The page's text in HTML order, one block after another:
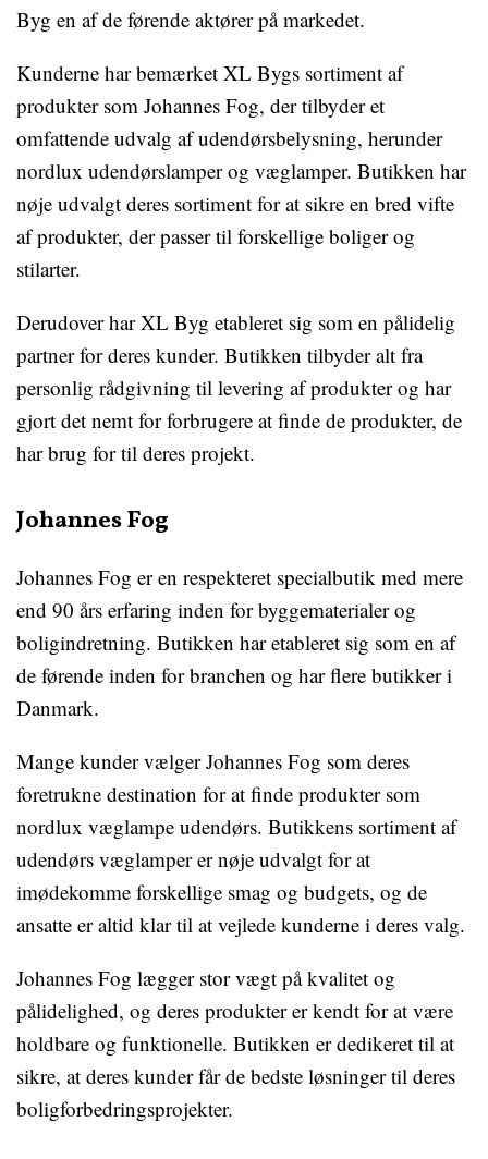
Byg en af de førende aktører på markedet.
Kunderne har bemærket XL Bygs sortiment af
produkter som Johannes Fog, der tilbyder et
omfattende udvalg af udendørsbelysning, herunder
nordlux udendørslamper og væglamper. Butikken har
nøje udvalgt deres sortiment for at sikre en bred vifte
af produkter, der passer til forskellige boliger og
stilarter.
Derudover har XL Byg etableret sig som en pålidelig
partner for deres kunder. Butikken tilbyder alt fra
personlig rådgivning til levering af produkter og har
gjort det nemt for forbrugere at finde de produkter, de
har brug for til deres projekt.
Johannes Fog
Johannes Fog er en respekteret specialbutik med mere
end 90 års erfaring inden for byggematerialer og
boligindretning. Butikken har etableret sig som en af
de førende inden for branchen og har flere butikker i
Danmark.
Mange kunder vælger Johannes Fog som deres
foretrukne destination for at finde produkter som
nordlux væglampe udendørs. Butikkens sortiment af
udendørs væglamper er nøje udvalgt for at
imødekomme forskellige smag og budgets, og de
ansatte er altid klar til at vejlede kunderne i deres valg.
Johannes Fog lægger stor vægt på kvalitet og
pålidelighed, og deres produkter er kendt for at være
holdbare og funktionelle. Butikken er dedikeret til at
sikre, at deres kunder får de bedste løsninger til deres
boligforbedringsprojekter.